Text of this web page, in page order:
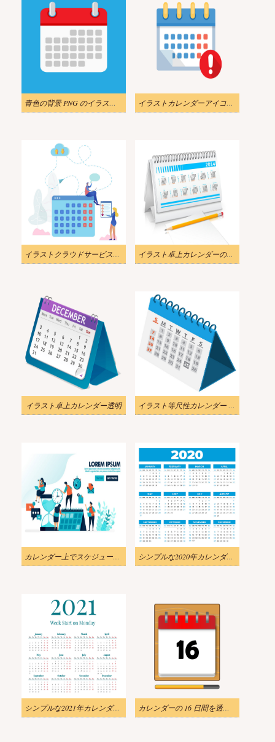
青色の背景 PNG のイラスト カレンダー アイコン イラストカレンダーアイコン透明
イラストクラウドサービスオンラインカレンダーpng イラスト卓上カレンダーのモックアップ
イラスト卓上カレンダー透明 イラスト等尺性カレンダー アイコン
カレンダー上でスケジュールや計画を整理する図 シンプルな2020年カレンダーpngイラスト
シンプルな2021年カレンダーpngイラスト カレンダーの 16 日間を透明に図示します